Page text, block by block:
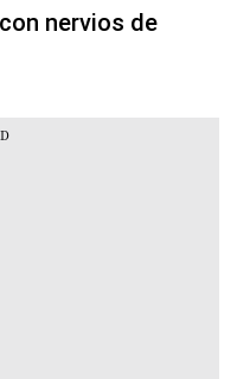
nervios de